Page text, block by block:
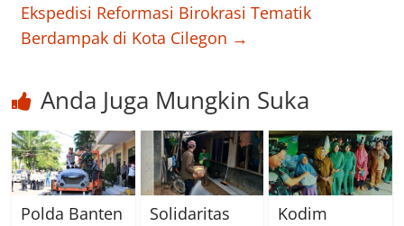
Ekspedisi Reformasi Birokrasi Tematik
Berdampak di Kota Cilegon →
Anda Juga Mungkin Suka
Polda Banten
Solidaritas
Kodim